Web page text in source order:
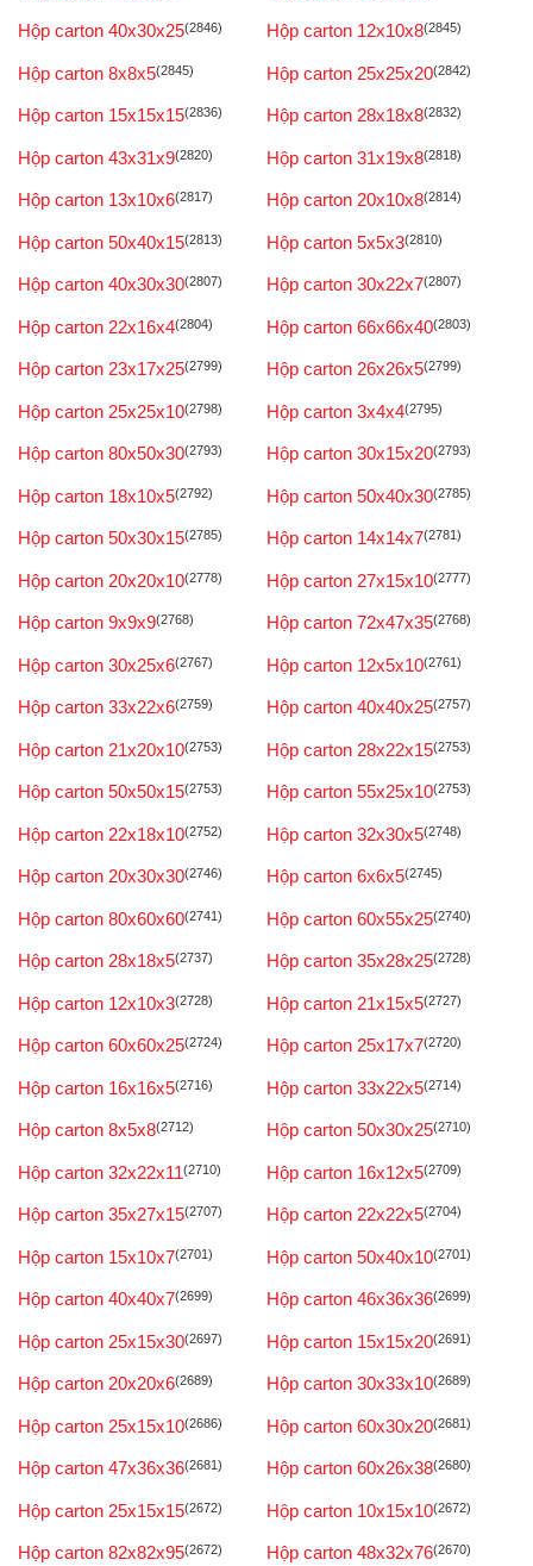
Hộp carton 40x30x25(2846) Hộp carton 12x10x8(2845)
Hộp carton 8x8x5(2845) Hộp carton 25x25x20(2842)
Hộp carton 15x15x15(2836) Hộp carton 28x18x8(2832)
Hộp carton 43x31x9(2820) Hộp carton 31x19x8(2818)
Hộp carton 13x10x6(2817) Hộp carton 20x10x8(2814)
Hộp carton 50x40x15(2813) Hộp carton 5x5x3(2810)
Hộp carton 40x30x30(2807) Hộp carton 30x22x7(2807)
Hộp carton 22x16x4(2804) Hộp carton 66x66x40(2803)
Hộp carton 23x17x25(2799) Hộp carton 26x26x5(2799)
Hộp carton 25x25x10(2798) Hộp carton 3x4x4(2795)
Hộp carton 80x50x30(2793) Hộp carton 30x15x20(2793)
Hộp carton 18x10x5(2792) Hộp carton 50x40x30(2785)
Hộp carton 50x30x15(2785) Hộp carton 14x14x7(2781)
Hộp carton 20x20x10(2778) Hộp carton 27x15x10(2777)
Hộp carton 9x9x9(2768) Hộp carton 72x47x35(2768)
Hộp carton 30x25x6(2767) Hộp carton 12x5x10(2761)
Hộp carton 33x22x6(2759) Hộp carton 40x40x25(2757)
Hộp carton 21x20x10(2753) Hộp carton 28x22x15(2753)
Hộp carton 50x50x15(2753) Hộp carton 55x25x10(2753)
Hộp carton 22x18x10(2752) Hộp carton 32x30x5(2748)
Hộp carton 20x30x30(2746) Hộp carton 6x6x5(2745)
Hộp carton 80x60x60(2741) Hộp carton 60x55x25(2740)
Hộp carton 28x18x5(2737) Hộp carton 35x28x25(2728)
Hộp carton 12x10x3(2728) Hộp carton 21x15x5(2727)
Hộp carton 60x60x25(2724) Hộp carton 25x17x7(2720)
Hộp carton 16x16x5(2716) Hộp carton 33x22x5(2714)
Hộp carton 8x5x8(2712) Hộp carton 50x30x25(2710)
Hộp carton 32x22x11(2710) Hộp carton 16x12x5(2709)
Hộp carton 35x27x15(2707) Hộp carton 22x22x5(2704)
Hộp carton 15x10x7(2701) Hộp carton 50x40x10(2701)
Hộp carton 40x40x7(2699) Hộp carton 46x36x36(2699)
Hộp carton 25x15x30(2697) Hộp carton 15x15x20(2691)
Hộp carton 20x20x6(2689) Hộp carton 30x33x10(2689)
Hộp carton 25x15x10(2686) Hộp carton 60x30x20(2681)
Hộp carton 47x36x36(2681) Hộp carton 60x26x38(2680)
Hộp carton 25x15x15(2672) Hộp carton 10x15x10(2672)
Hộp carton 82x82x95(2672) Hộp carton 48x32x76(2670)